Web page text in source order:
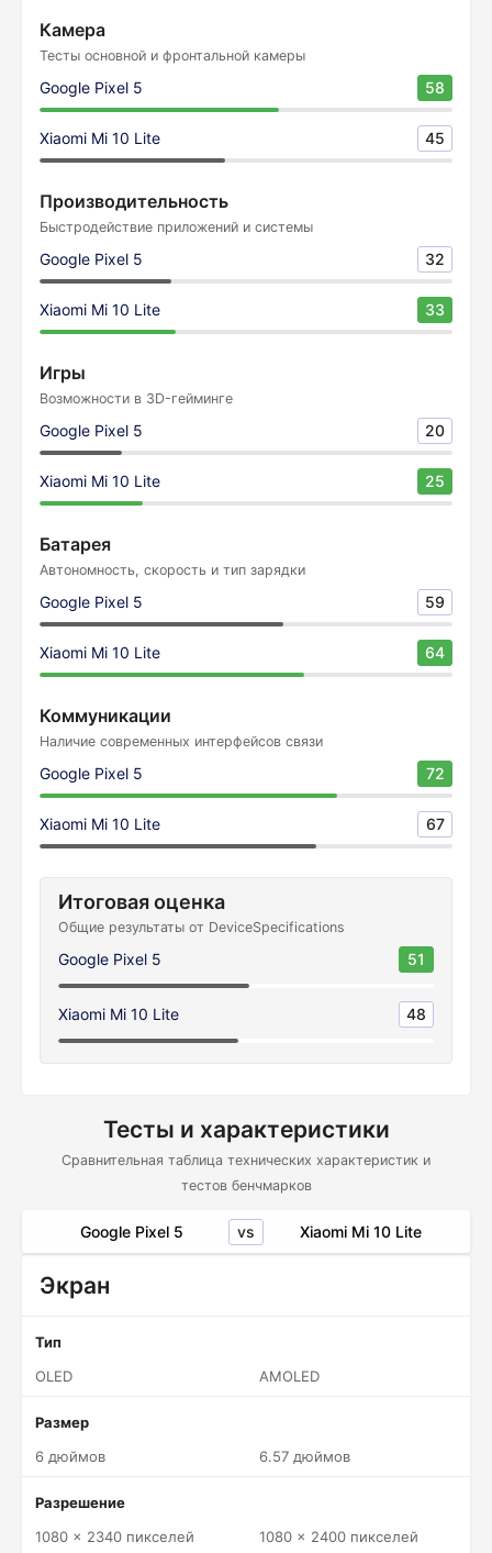
Камера
Тесты основной и фронтальной камеры
Google Pixel 5 58
Xiaomi Mi 10 Lite 45
Производительность
Быстродействие приложений и системы
Google Pixel 5 32
Xiaomi Mi 10 Lite 33
Игры
Возможности в 3D-гейминге
Google Pixel 5 20
Xiaomi Mi 10 Lite 25
Батарея
Автономность, скорость и тип зарядки
Google Pixel 5 59
Xiaomi Mi 10 Lite 64
Коммуникации
Наличие современных интерфейсов связи
Google Pixel 5 72
Xiaomi Mi 10 Lite 67
Итоговая оценка
Общие результаты от DeviceSpecifications
Google Pixel 5 51
Xiaomi Mi 10 Lite 48
Тесты и характеристики
Сравнительная таблица технических характеристик и
тестов бенчмарков
Google Pixel 5 vs Xiaomi Mi 10 Lite
Экран
Тип
OLED
AMOLED
Размер
6 дюймов
6.57 дюймов
Разрешение
1080 x 2340 пикселей
1080 x 2400 пикселей